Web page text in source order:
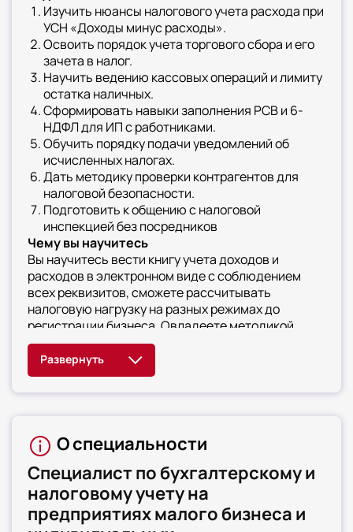
Изучить нюансы налогового учета расхода при
УСН «Доходы минус расходы».
Освоить порядок учета торгового сбора и его
зачета в налог.
Научить ведению кассовых операций и лимиту
остатка наличных.
Сформировать навыки заполнения РСВ и 6-
НДФЛ для ИП с работниками.
Обучить порядку подачи уведомлений об
исчисленных налогах.
Дать методику проверки контрагентов для
налоговой безопасности.
Подготовить к общению с налоговой
инспекцией без посредников
Чему вы научитесь
Вы научитесь вести книгу учета доходов и
расходов в электронном виде с соблюдением
всех реквизитов, сможете рассчитывать
налоговую нагрузку на разных режимах до
регистрации бизнеса. Овладеете методикой
уменьшения налога УСН на сумму страховых
взносов полностью, научитесь составлять и
сдавать единую упрощенную налоговую
декларацию. Сможете формировать отчетность
или утери данных. Научитесь готовить пояснения
в ФНС при расхождениях в декларации УСН
О специальности
Специалист по бухгалтерскому и
налоговому учету на
предприятиях малого бизнеса и